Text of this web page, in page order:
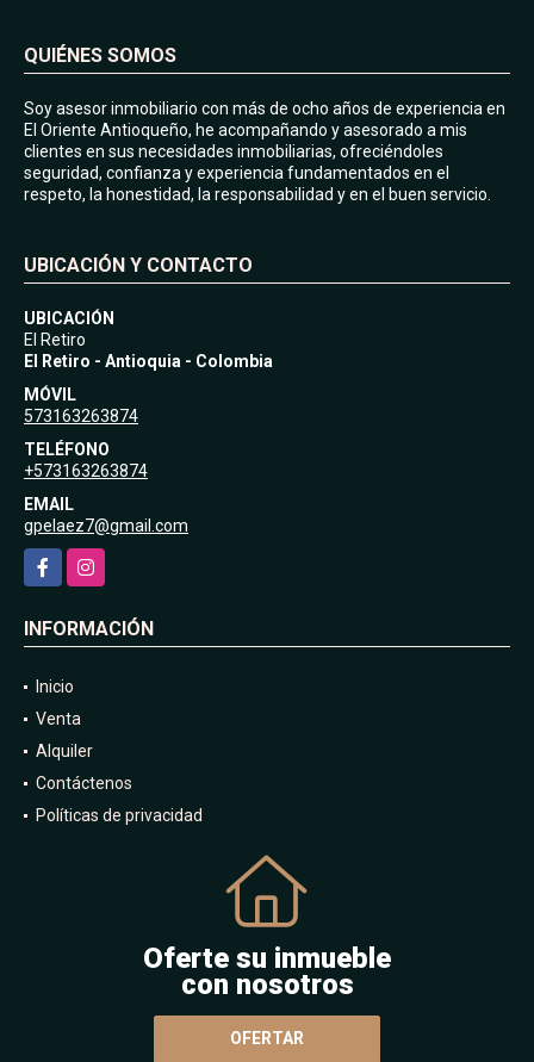
QUIÉNES SOMOS
Soy asesor inmobiliario con más de ocho años de experiencia en
El Oriente Antioqueño, he acompañando y asesorado a mis
clientes en sus necesidades inmobiliarias, ofreciéndoles
seguridad, confianza y experiencia fundamentados en el
respeto, la honestidad, la responsabilidad y en el buen servicio.
UBICACIÓN Y CONTACTO
UBICACIÓN
El Retiro
El Retiro - Antioquia - Colombia
MÓVIL
573163263874
TELÉFONO
+573163263874
EMAIL
gpelaez7@gmail.com
FacebookInstagram
INFORMACIÓN
Inicio
Venta
Alquiler
Contáctenos
Políticas de privacidad
Oferte su inmueble
con nosotros
OFERTAR